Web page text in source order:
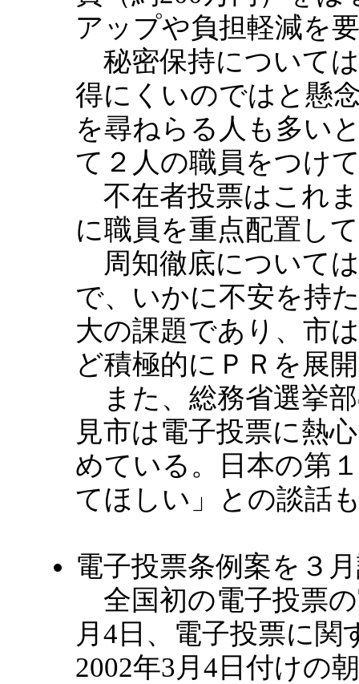
アップや負担軽減を
秘密保持について
得にくいのではと懸
を尋ねらる人も多い
て２人の職員をつけ
不在者投票はこれ
に職員を重点配置し
周知徹底について
で、いかに不安を持
大の課題であり、市
ど積極的にＰＲを展
また、総務省選挙
見市は電子投票に熱
めている。日本の第
てほしい」との談話
電子投票条例案を３
全国初の電子投票
月4日、電子投票に
2002年3月4日付けの